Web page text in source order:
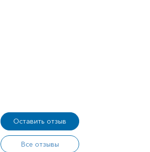
Оставить отзыв
Все отзывы